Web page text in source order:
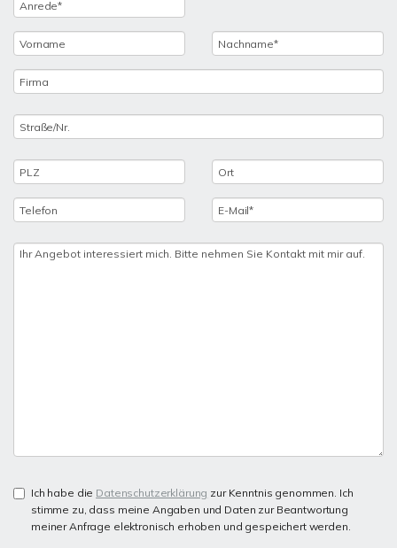
Ich habe die Datenschutzerklärung zur Kenntnis genommen. Ich
stimme zu, dass meine Angaben und Daten zur Beantwortung
meiner Anfrage elektronisch erhoben und gespeichert werden.